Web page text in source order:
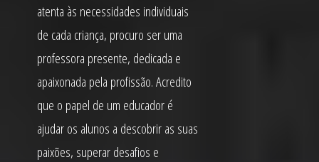
atenta às necessidades individuais
de cada criança, procuro ser uma
professora presente, dedicada e
apaixonada pela profissão. Acredito
que o papel de um educador é
ajudar os alunos a descobrir as suas
paixões, superar desafios e